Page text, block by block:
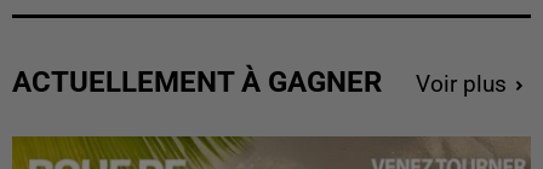
ACTUELLEMENT À GAGNER Voir plus